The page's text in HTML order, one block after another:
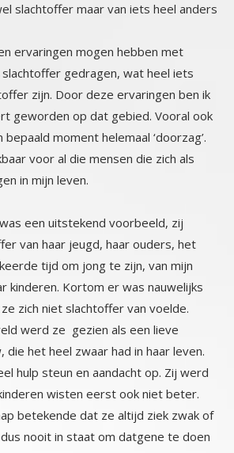
ervaringen mogen hebben met
gedragen, wat heel iets
zijn. Door deze ervaringen ben ik
op dat gebied. Vooral ook
moment helemaal ‘doorzag’.
voor al die mensen die zich als
in mijn leven.
een uitstekend voorbeeld, zij
van haar jeugd, haar ouders, het
tijd om jong te zijn, van mijn
Kortom er was nauwelijks
zich niet slachtoffer van voelde.
werd ze gezien als een lieve
het heel zwaar had in haar leven.
steun en aandacht op. Zij werd
wisten eerst ook niet beter.
betekende dat ze altijd ziek zwak of
nooit in staat om datgene te doen